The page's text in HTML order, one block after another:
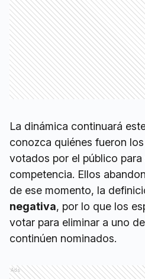
La dinámica continuará
conozca quiénes fueron
votados por el público para
competencia. Ellos
de ese momento, la
negativa, por lo que los
votar para eliminar a uno
continúen nominados.
Ads